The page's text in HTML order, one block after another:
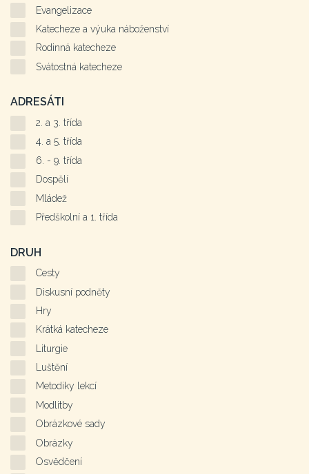
Evangelizace
Katecheze a výuka náboženství
Rodinná katecheze
Svátostná katecheze
ADRESÁTI
2. a 3. třída
4. a 5. třída
6. - 9. třída
Dospělí
Mládež
Předškolní a 1. třída
DRUH
Cesty
Diskusní podněty
Hry
Krátká katecheze
Liturgie
Luštění
Metodiky lekcí
Modlitby
Obrázkové sady
Obrázky
Osvědčení